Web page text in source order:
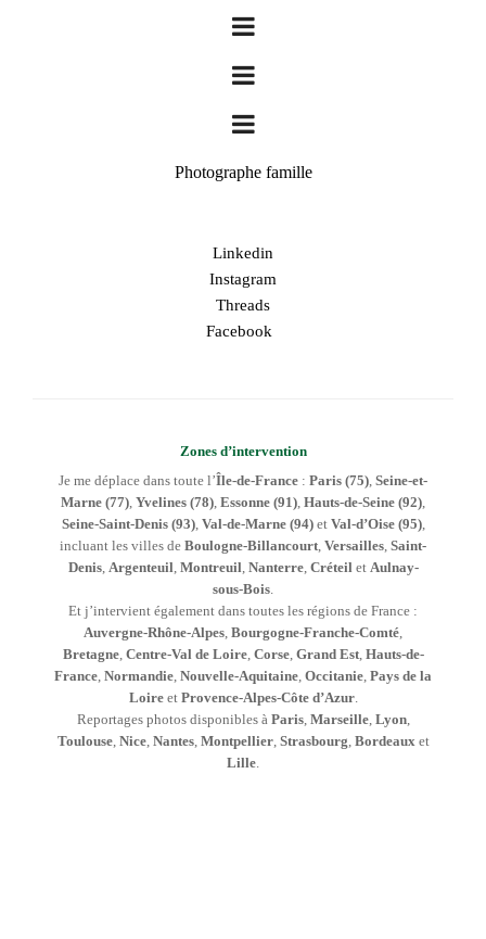
Photographe famille
Linkedin
Instagram
Threads
Facebook
Zones d’intervention
Je me déplace dans toute l’Île-de-France : Paris (75) Seine-et-
Marne (77) Yvelines (78) Essonne (91) Hauts-de-Seine (92)
Seine-Saint-Denis (93), Val-de-Marne (94)et Val-d’Oise (95),
incluant les villes de Boulogne-Billancourt Versailles Saint-
Denis, Argenteuil Montreuil Nanterre, Créteil et Aulnay-
sous-Bois
Et j’intervient également dans toutes les régions de France :
Auvergne-Rhône-Alpes Bourgogne-Franche-Comté
Bretagne, Centre-Val de Loire, Corse, Grand Est, Hauts-de-
France Normandie Nouvelle-Aquitaine Occitanie Pays de la
Loireet Provence-Alpes-Côte d’Azur.
Reportages photos disponibles à Paris, Marseille, Lyon,
Toulouse, Nice, Nantes, Montpellier, Strasbourg Bordeaux et
Lille